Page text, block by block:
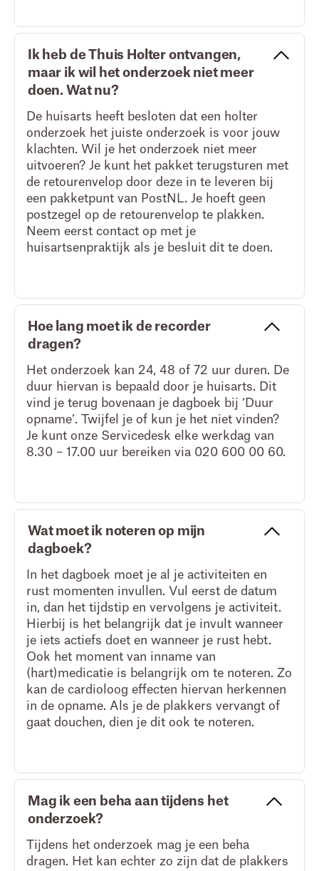
Ik heb de Thuis Holter ontvangen,
maar ik wil het onderzoek niet meer
doen. Wat nu?
De huisarts heeft besloten dat een holter
onderzoek het juiste onderzoek is voor jouw
klachten. Wil je het onderzoek niet meer
uitvoeren? Je kunt het pakket terugsturen met
de retourenvelop door deze in te leveren bij
een pakketpunt van PostNL. Je hoeft geen
postzegel op de retourenvelop te plakken.
Neem eerst contact op met je
huisartsenpraktijk als je besluit dit te doen.
Hoe lang moet ik de recorder
dragen?
Het onderzoek kan 24, 48 of 72 uur duren. De
duur hiervan is bepaald door je huisarts. Dit
vind je terug bovenaan je dagboek bij ‘Duur
opname’. Twijfel je of kun je het niet vinden?
Je kunt onze Servicedesk elke werkdag van
8.30 – 17.00 uur bereiken via 020 600 00 60.
Wat moet ik noteren op mijn
dagboek?
In het dagboek moet je al je activiteiten en
rust momenten invullen. Vul eerst de datum
in, dan het tijdstip en vervolgens je activiteit.
Hierbij is het belangrijk dat je invult wanneer
je iets actiefs doet en wanneer je rust hebt.
Ook het moment van inname van
(hart)medicatie is belangrijk om te noteren. Zo
kan de cardioloog effecten hiervan herkennen
in de opname. Als je de plakkers vervangt of
gaat douchen, dien je dit ook te noteren.
Mag ik een beha aan tijdens het
onderzoek?
Tijdens het onderzoek mag je een beha
dragen. Het kan echter zo zijn dat de plakkers